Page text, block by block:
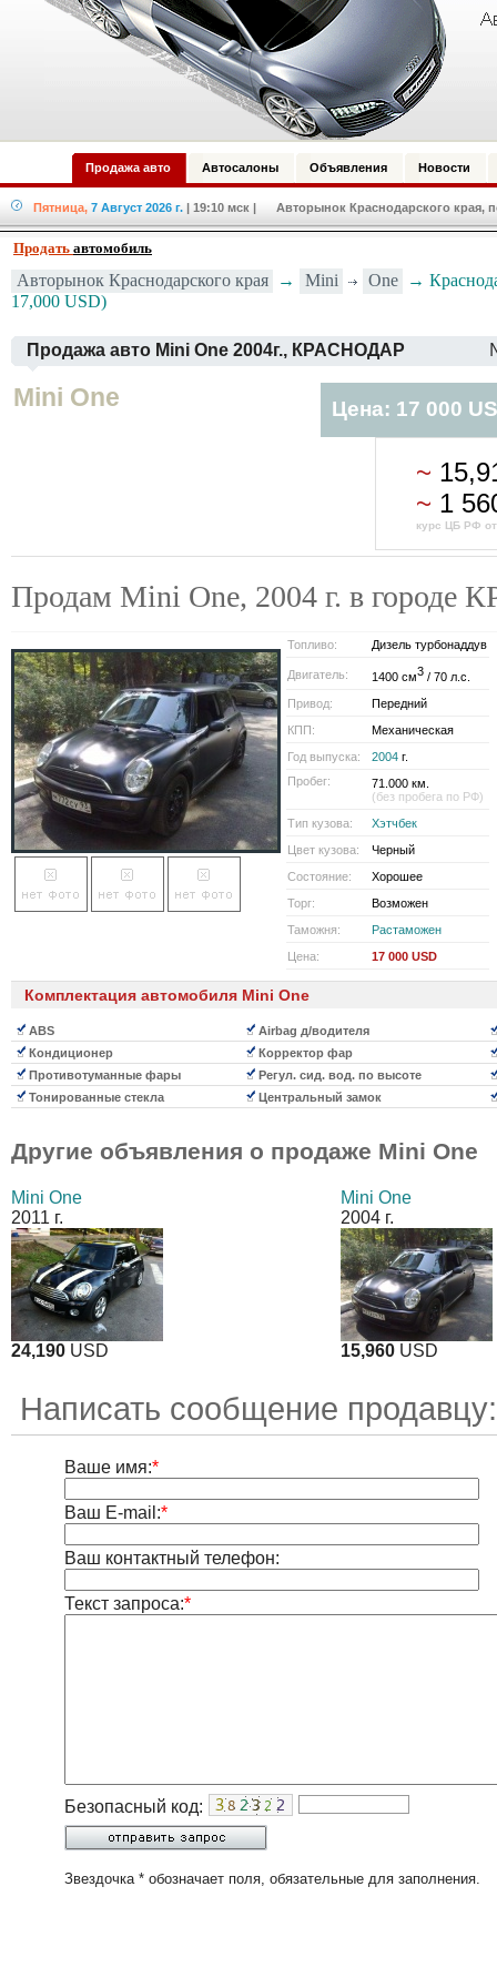
Продажа авто Автосалоны Объявления Новости
Пятница, 7 Август 2026 г. | 19:10 мск | Авторынок Краснодарского края,
Продать автомобиль
Авторынок Краснодарского края → Mini One
→
17,000 USD)
Продажа авто Mini One 2004г., КРАСНОДАР
Mini One Цена: 17 000
~
~ 1
курс ЦБ РФ
Продам Mini One, 2004 г. в
Топливо: Дизель турбонаддув
Двигатель: 1400 см3 / 70 л.с.
Привод:
Передний
КПП:
Механическая
Год выпуска:
2004 г.
Пробег:
71.000 км.
(без пробега по РФ)
Тип кузова:
Хэтчбек
Цвет кузова:
Черный
Состояние:
Хорошее
Торг:
Возможен
Таможня:
Растаможен
Цена:
17 000 USD
Комплектация автомобиля Mini One
ABS
Airbag д/водителя
Кондиционер
Корректор фар
Противотуманные фары
Регул. сид. вод. по высоте
Тонированные стекла
Центральный замок
Другие объявления о продаже Mini One
Mini One
2011 г.
24,190 USD
Mini One
2004 г.
15,960 USD
Написать сообщение
Ваше имя:*
Ваш E-mail:*
Ваш контактный телефон:
Текст запроса:*
Безопасный код:
Звездочка * обозначает поля, обязательные для заполнения.